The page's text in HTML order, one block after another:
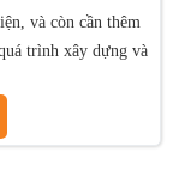
và còn cần thêm
trình xây dựng và